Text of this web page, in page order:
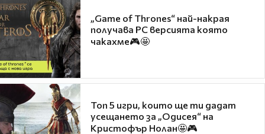
„Game of Thrones“ най-накрая
получава PC версията която
чакахме🎮🤩
Топ 5 игри, които ще ти дадат
усещането за „Одисея“ на
Кристофър Нолан🤩🎮